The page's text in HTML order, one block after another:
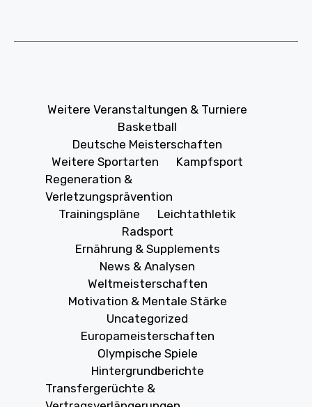
Weitere Veranstaltungen & Turniere
Basketball
Deutsche Meisterschaften
Weitere Sportarten
Kampfsport
Regeneration &
Verletzungsprävention
Trainingspläne
Leichtathletik
Radsport
Ernährung & Supplements
News & Analysen
Weltmeisterschaften
Motivation & Mentale Stärke
Uncategorized
Europameisterschaften
Olympische Spiele
Hintergrundberichte
Transfergerüchte &